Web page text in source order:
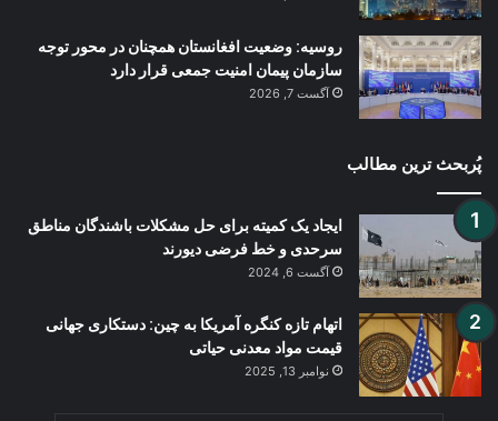
روسیه: وضعیت افغانستان همچنان در محور توجه
سازمان پیمان امنیت جمعی قرار دارد
آگست 7, 2026
پُربحث ترین مطالب
ایجاد یک کمیته‌ برای حل مشکلات باشندگان مناطق
سرحدی و خط فرضی دیورند
آگست 6, 2024
اتهام تازه کنگره آمریکا به چین: دستکاری جهانی
قیمت مواد معدنی حیاتی
نوامبر 13, 2025